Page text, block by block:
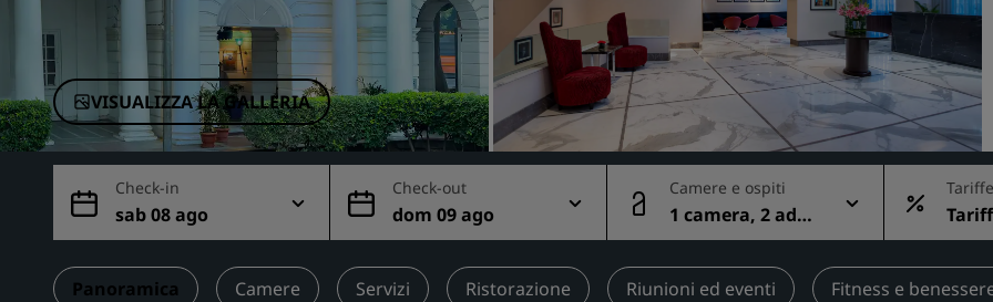
Cerca voli
Cerca voli
Ristorazione
Cerca un ristorante
Servizi digitali
App Radisson Hotels
VISUALIZZA LA GALLERIA
Check-in
sab 08 ago
Check-out
dom 09 ago
Camere e ospiti
1 camera, 2 adul
ti
Panoramica Camere Servizi Ristorazione Riunioni ed eventi Fitness e